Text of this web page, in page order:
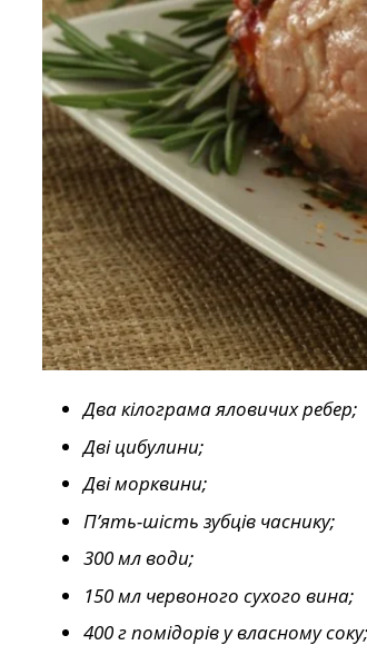
Два кілограма яловичих ребер;
Дві цибулини;
Дві морквини;
П’ять-шість зубців часнику;
300 мл води;
150 мл червоного сухого вина;
400 г помідорів у власному соку;